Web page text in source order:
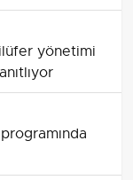
yönetimi